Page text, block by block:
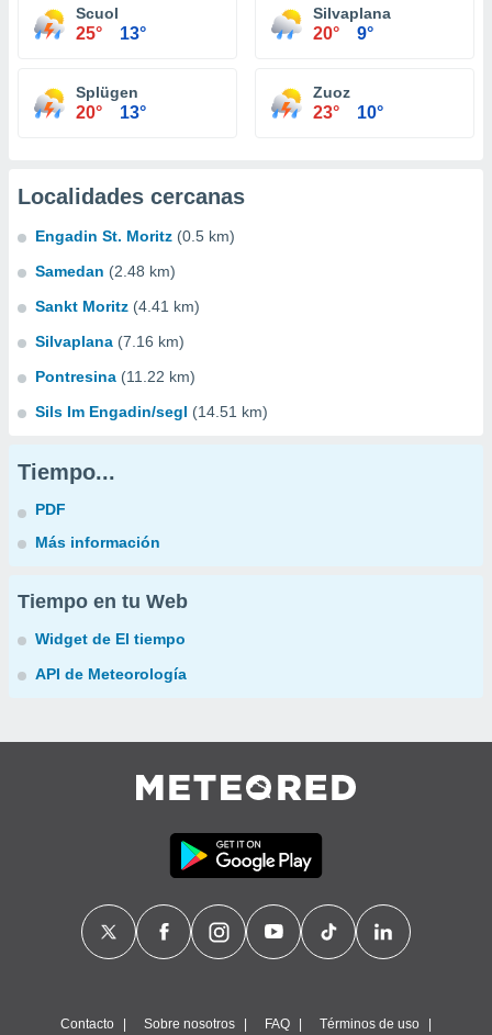
Scuol
25° 13°
Silvaplana
20° 9°
Splügen
20° 13°
Zuoz
23° 10°
Localidades cercanas
Engadin St. Moritz (0.5 km)
Samedan (2.48 km)
Sankt Moritz (4.41 km)
Silvaplana (7.16 km)
Pontresina (11.22 km)
Sils Im Engadin/segl (14.51 km)
Tiempo...
PDF
Más información
Tiempo en tu Web
Widget de El tiempo
API de Meteorología
Contacto Sobre nosotros FAQ Términos de uso